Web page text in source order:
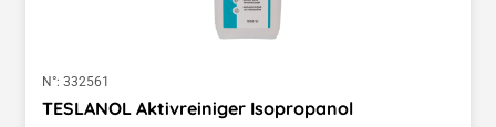
N°: 332561
TESLANOL Aktivreiniger Isopropanol